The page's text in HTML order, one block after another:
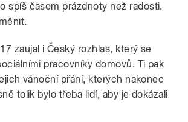
spíš časem prázdnoty než radosti.
zaujal i Český rozhlas, který se
pracovníky domovů. Ti pak
vánoční přání, kterých nakonec
tolik bylo třeba lidí, aby je dokázali